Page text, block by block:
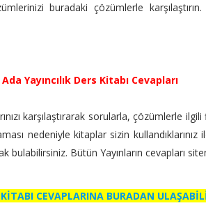
buradaki çözümlerle
Yayıncılık Ders Kitabı Cevapları
karşılaştırarak sorularla, çözümlerle
nedeniyle kitaplar sizin kullandıklarınız
bulabilirsiniz. Bütün Yayınların cevapları
KİTABI CEVAPLARINA BURADAN